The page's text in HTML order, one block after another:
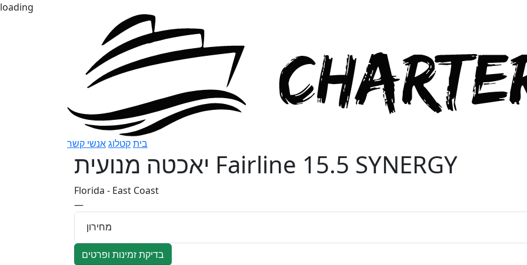
loading
ביתקטלוגאנשי קשר
Fairline 15.5 SYNERGY
Florida - East Coast
—
מחירון
בדיקת זמינות ופרטים